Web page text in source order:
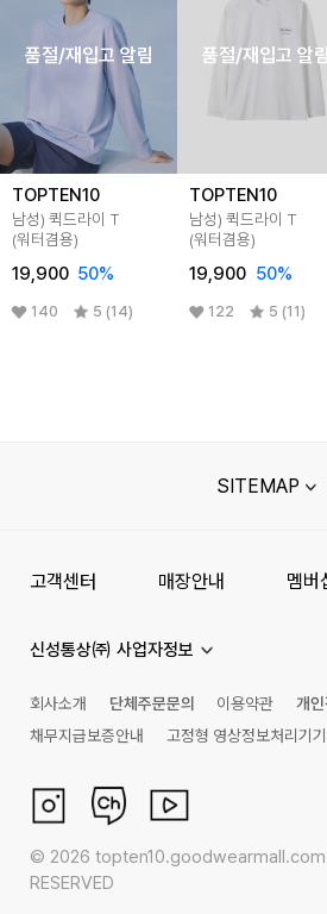
품절/재입고 알림
TOPTEN10
남성) 퀵드라이 T
(워터겸용)
19,900 50%
140 5 (14)
품절/재입고 알림
TOPTEN10
남성) 퀵드라이 T
(워터겸용)
19,900 50%
122 5 (11)
SITEMAP
고객센터 매장안내 멤버
신성통상㈜ 사업자정보
회사소개 단체주문문의 이용약관
개
채무지급보증안내
고정형 영상정보처리기
© 2026 topten10.goodwearmall.com
RESERVED